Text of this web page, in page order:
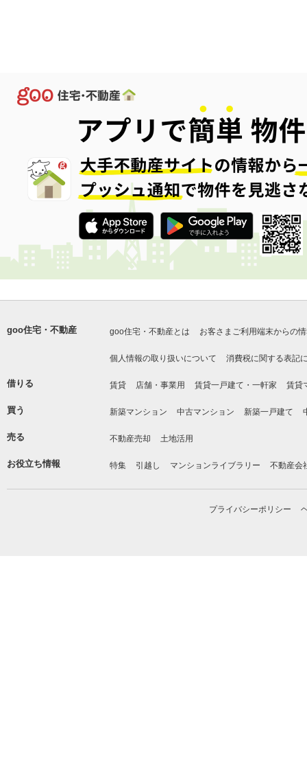
goo住宅・不動産 goo住宅・不動産とは お客さまご利用端末からの
個人情報の取り扱いについて 消費税に関する表記
借りる 賃貸 店舗・事業用 賃貸一戸建て・一軒家 賃貸
買う 新築マンション 中古マンション 新築一戸建て
売る 不動産売却 土地活用
お役立ち情報 特集 引越し マンションライブラリー 不動産会
プライバシーポリシー